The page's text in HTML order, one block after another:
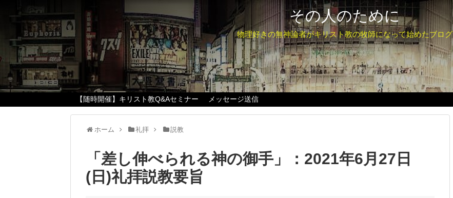
その人のために
物理好きの無神論者がキリスト教の牧師になって始めたブログ
【随時開催】キリスト教Q&Aセミナー メッセージ送信
ホーム 礼拝 説教
「差し伸べられる神の御手」：2021年6月27日
(日)礼拝説教要旨